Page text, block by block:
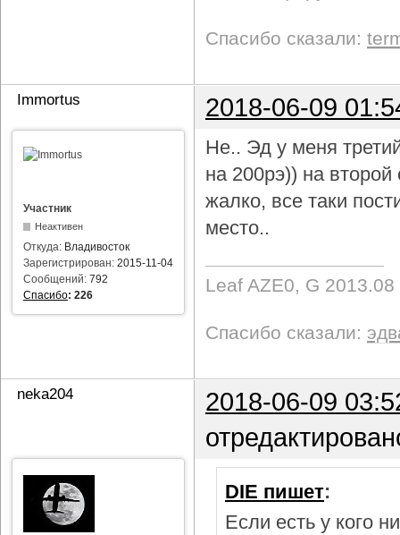
Спасибо сказали:
Immortus 2018-06-09
Участник
Неактивен
Откуда: Владивосток
Зарегистрирован: 2015-11-04
Сообщений: 792
Спасибо: 226
Не.. Эд у меня
на 200рэ)) на
жалко, все таки
место..
Leaf AZE0, G 2013.08
Спасибо сказали:
neka204
2018-06-09
DIE пишет:
Если есть у кого